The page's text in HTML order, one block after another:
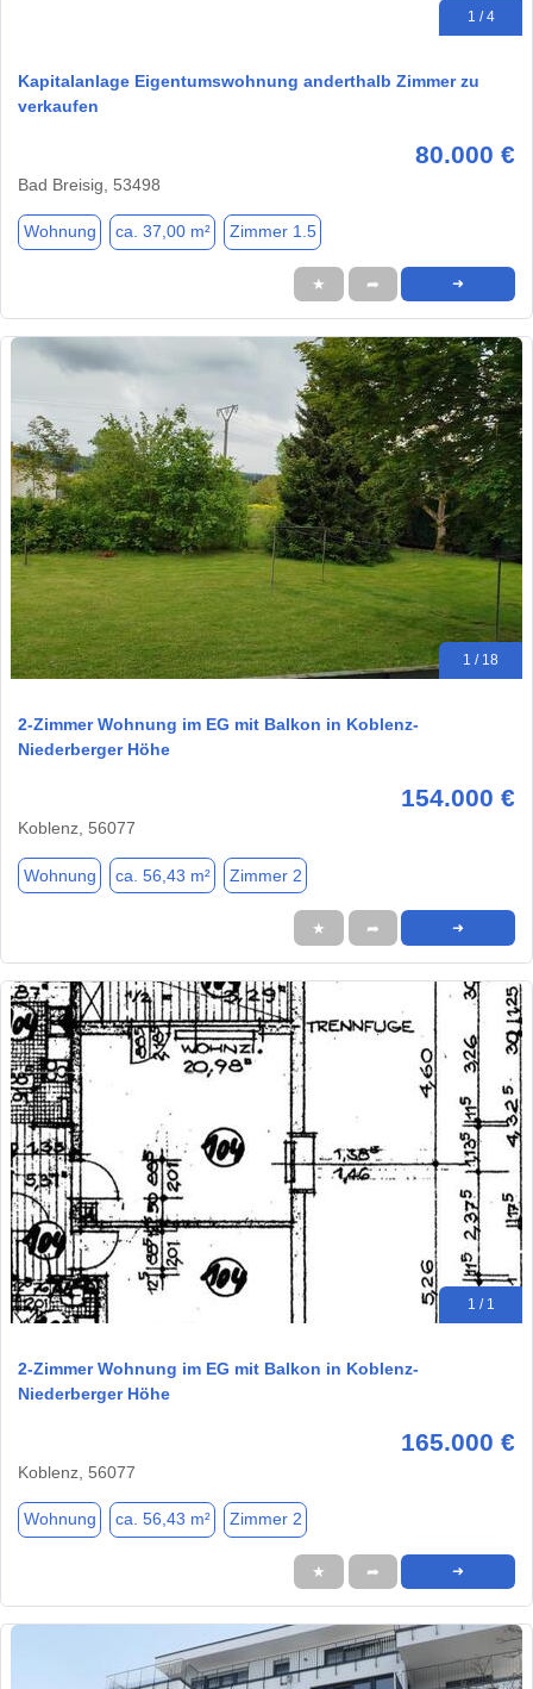
1 / 4
Kapitalanlage Eigentumswohnung anderthalb Zimmer zu
verkaufen
80.000 €
Bad Breisig, 53498
Wohnung ca. 37,00 m² Zimmer 1.5
★ ➦ ➜
1 / 18
2-Zimmer Wohnung im EG mit Balkon in Koblenz-
Niederberger Höhe
154.000 €
Koblenz, 56077
Wohnung ca. 56,43 m² Zimmer 2
★ ➦ ➜
1 / 1
2-Zimmer Wohnung im EG mit Balkon in Koblenz-
Niederberger Höhe
165.000 €
Koblenz, 56077
Wohnung ca. 56,43 m² Zimmer 2
★ ➦ ➜